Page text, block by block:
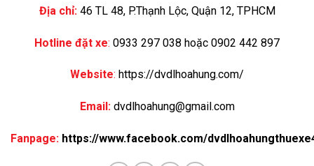
Địa chỉ:46 TL 48, P.Thạnh Lộc, Quận 12, TPHCM
Hotline đặt xe: 0933 297 038 hoặc 0902 442 897
Website: https://dvdlhoahung.com/
Email: dvdlhoahung@gmail.com
Fanpage: https://www.facebook.com/